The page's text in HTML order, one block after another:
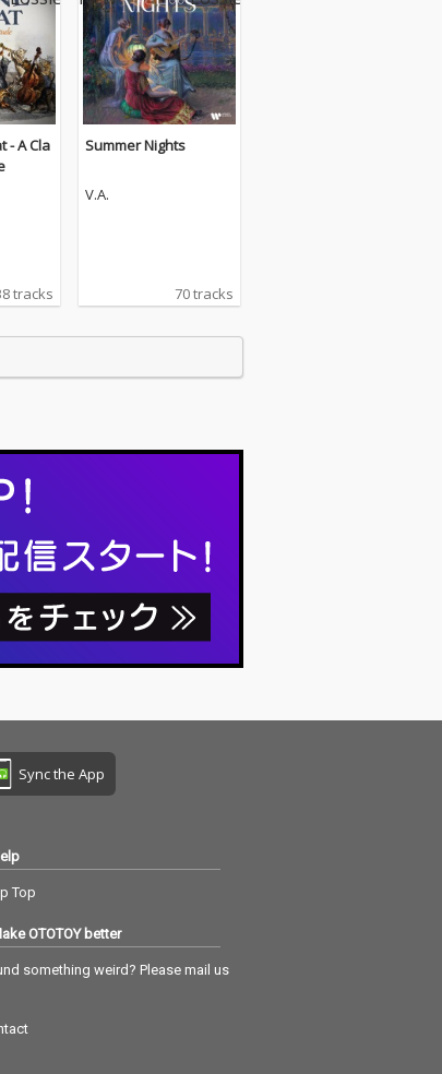
- A Cla
tracks
Summer Nights
V.A.
70 tracks
Sync the App
Top
OTOTOY better
something weird? Please mail us